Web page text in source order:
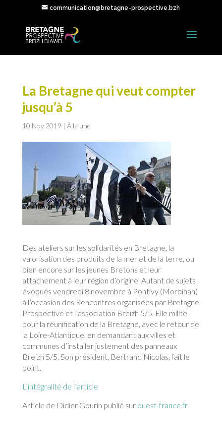
communication@bretagne-prospective.bzh
La Bretagne qui veut compter
jusqu’à 5
10 Nov 2019 | À la une
Des ateliers sur les solidarités en Bretagne, la
valorisation des produits de la mer et de la terre, ou
bien encore sur les jeunes Bretons et leur
attachement à leur région d’origine. Autant de sujets
évoqués vendredi 8 novembre à Pontivy (Morbihan)
à l’occasion des Rencontres organisées par Bretagne
Prospective et l’association Breizh 5/5. Elle milite
pour la réunification de la Bretagne, avec le retour de
la Loire-Atlantique, en demandant aux villes et
communes d’installer justement des panneaux
Breizh 5/5. Son président, Bertrand Nicolas, fait le
point.
L’intégralité de l’article
Article de Didier Gourin publié sur ouest-france.fr